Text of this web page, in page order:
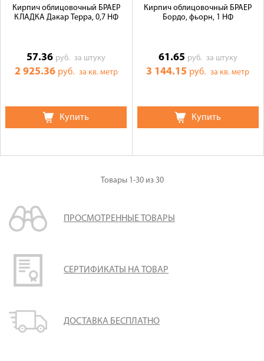
Кирпич облицовочный БРАЕР
КЛАДКА Дакар Терра, 0,7 НФ
57.36 руб.за штуку
2 925.36 руб. за кв. метр
Купить
Кирпич облицовочный БРАЕР
Бордо, фьорн, 1 НФ
61.65 руб. за штуку
3 144.15 руб.за кв. метр
Купить
Товары 1-30из 30
ПРОСМОТРЕННЫЕ ТОВАРЫ
СЕРТИФИКАТЫ НА ТОВАР
ДОСТАВКА БЕСПЛАТНО